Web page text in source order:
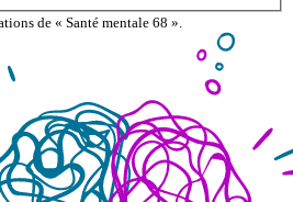
de « Santé mentale 68 ».